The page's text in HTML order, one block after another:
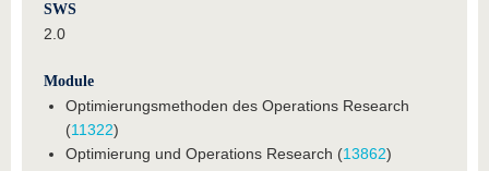
SWS
2.0
Module
Optimierungsmethoden des Operations Research
(11322)
Optimierung und Operations Research (13862)